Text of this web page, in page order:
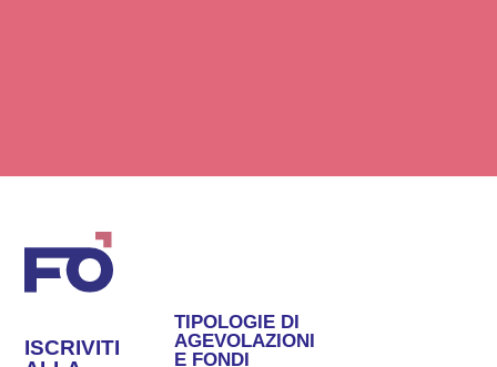
TIPOLOGIE DI
AGEVOLAZIONI
E FONDI
ISCRIVITI